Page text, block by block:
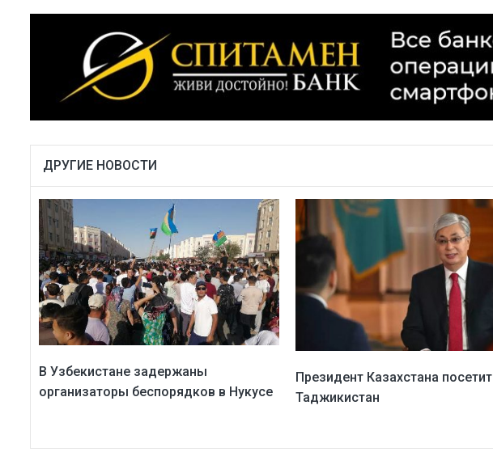
ДРУГИЕ НОВОСТИ
В Узбекистане задержаны
организаторы беспорядков в Нукусе
Президент Казахстана посетит
Таджикистан